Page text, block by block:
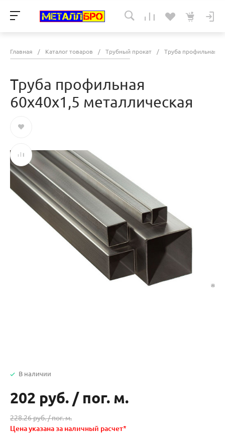
Главная / Каталог товаров / Трубный прокат / Труба профильная
Труба профильная
60х40х1,5 металлическая
В наличии
202 руб. / пог. м.
228.26 руб. /пог. м.
Цена указана за наличный расчет*